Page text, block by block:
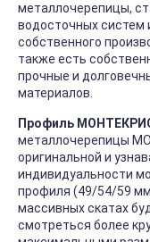
металлочерепицы,
водосточных систем
собственного
также есть
прочные и
материалов.
Профиль
металлочерепицы
оригинальной и
индивидуальности
профиля (49/54/59
массивных скатах
смотреться более